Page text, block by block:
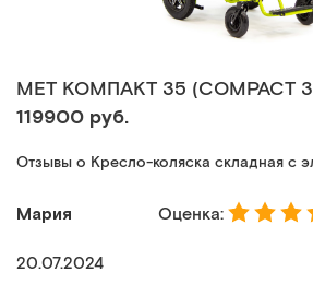
MET КОМПАКТ 35 (COMPACT
119900 руб.
Отзывы о Кресло-коляска складная с
Мария Оценка:
20.07.2024